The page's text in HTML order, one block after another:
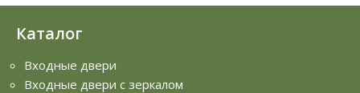
Каталог
Входные двери
Входные двери с зеркалом